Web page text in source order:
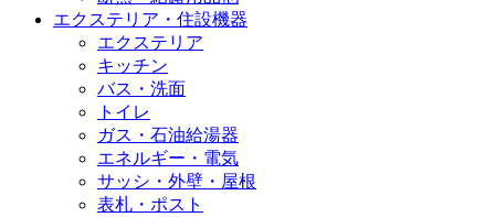
エクステリア・住設機器
エクステリア
キッチン
バス・洗面
トイレ
ガス・石油給湯器
エネルギー・電気
サッシ・外壁・屋根
表札・ポスト